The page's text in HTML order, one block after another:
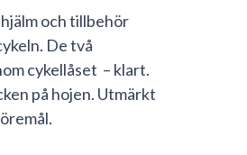
och tillbehör
De två
cykellåset – klart.
på hojen. Utmärkt